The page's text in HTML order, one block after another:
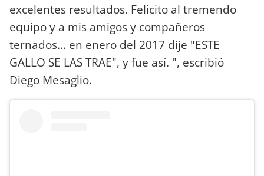
excelentes resultados. Felicito al tremendo
equipo y a mis amigos y compañeros
ternados... en enero del 2017 dije "ESTE
GALLO SE LAS TRAE", y fue así. ", escribió
Diego Mesaglio.